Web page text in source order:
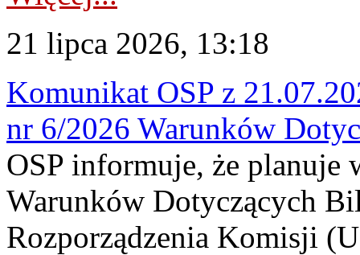
21 lipca 2026, 13:18
Komunikat OSP z
nr 6/2026 Warunków
OSP informuje, że planuje
Warunków Dotyczących
Rozporządzenia Komisji